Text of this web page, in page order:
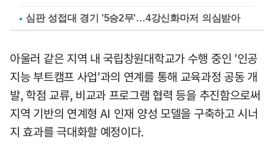
심판 성접대 경기 '5승2무'…4강신화마저 의심받아
아울러 같은 지역 내 국립창원대학교가 수행 중인 '인공
지능 부트캠프 사업'과의 연계를 통해 교육과정 공동 개
발, 학점 교류, 비교과 프로그램 협력 등을 추진함으로써
지역 기반의 연계형 AI 인재 양성 모델을 구축하고 시너
지 효과를 극대화할 예정이다.